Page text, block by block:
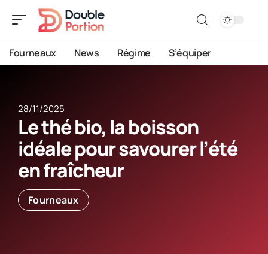
Fourneaux News Régime S’équiper
28/11/2025
Le thé bio, la boisson
idéale pour savourer l’été
en fraîcheur
Fourneaux